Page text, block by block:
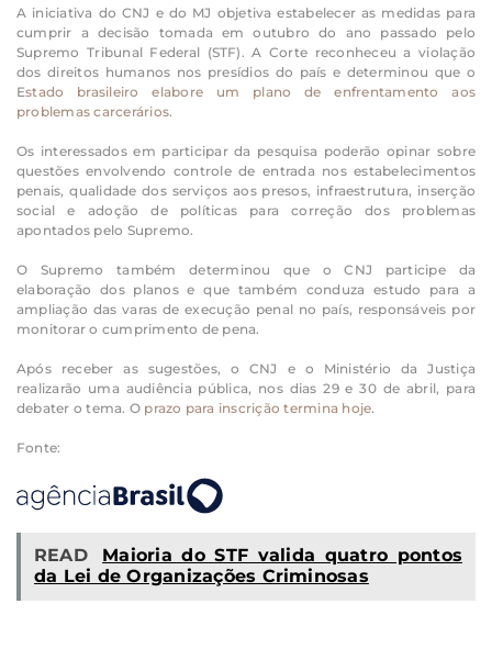
A iniciativa do CNJ e do MJ objetiva estabelecer as medidas para
cumprir a decisão tomada em outubro do ano passado pelo
Supremo Tribunal Federal (STF). A Corte reconheceu a violação
dos direitos humanos nos presídios do país e determinou que o
Estado brasileiro elabore um plano de enfrentamento aos
problemas carcerários.
Os interessados em participar da pesquisa poderão opinar sobre
questões envolvendo controle de entrada nos estabelecimentos
penais, qualidade dos serviços aos presos, infraestrutura, inserção
social e adoção de políticas para correção dos problemas
apontados pelo Supremo.
O Supremo também determinou que o CNJ participe da
elaboração dos planos e que também conduza estudo para a
ampliação das varas de execução penal no país, responsáveis por
monitorar o cumprimento de pena.
Após receber as sugestões, o CNJ e o Ministério da Justiça
realizarão uma audiência pública, nos dias 29 e 30 de abril, para
debater o tema. O prazo para inscrição termina hoje.
Fonte:
READ
Maioria do STF valida quatro pontos
da Lei de Organizações Criminosas